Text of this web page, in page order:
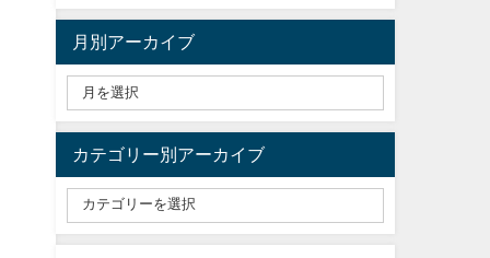
月別アーカイブ
カテゴリー別アーカイブ